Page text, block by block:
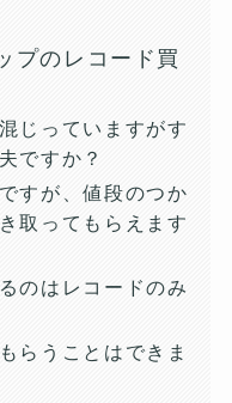
プのレコード買
じっていますがす
ですか？
すが、値段のつか
取ってもらえます
のはレコードのみ
らうことはできま